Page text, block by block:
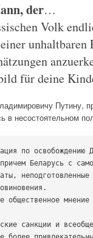
der…
Volk
unhaltbaren
für deine
Путину,
в несостоятельном
по освобождению
Беларусь с
общественное
санкции и